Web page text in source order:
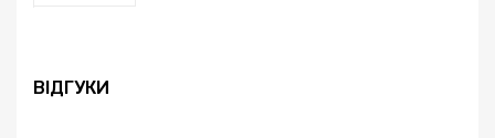
ВІДГУКИ